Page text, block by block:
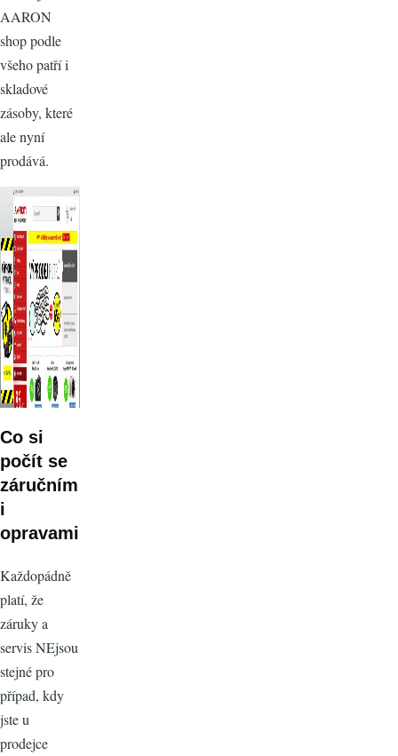
AARON
shop podle
všeho patří i
skladové
zásoby, které
ale nyní
prodává.
Co si
počít se
záručním
i
opravami
Každopádně
platí, že
záruky a
servis NEjsou
stejné pro
případ, kdy
jste u
prodejce